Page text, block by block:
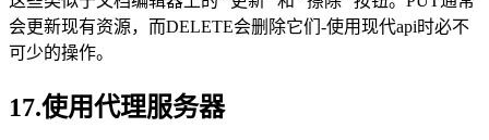
会更新现有资源，而DELETE会删除它们-使用现代api时必不
可少的操作。
17.使用代理服务器